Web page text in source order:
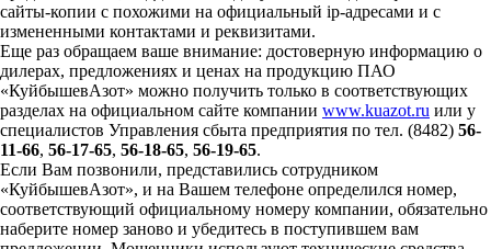
сайты-копии с похожими на официальный ip-адресами и с
измененными контактами и реквизитами.
Еще раз обращаем ваше внимание: достоверную информацию о
дилерах, предложениях и ценах на продукцию ПАО
«КуйбышевАзот» можно получить только в соответствующих
разделах на официальном сайте компании www.kuazot.ru или у
специалистов Управления сбыта предприятия по тел. (8482) 56-
11-66, 56-17-65, 56-18-65, 56-19-65.
Если Вам позвонили, представились сотрудником
«КуйбышевАзот», и на Вашем телефоне определился номер,
соответствующий официальному номеру компании, обязательно
наберите номер заново и убедитесь в поступившем вам